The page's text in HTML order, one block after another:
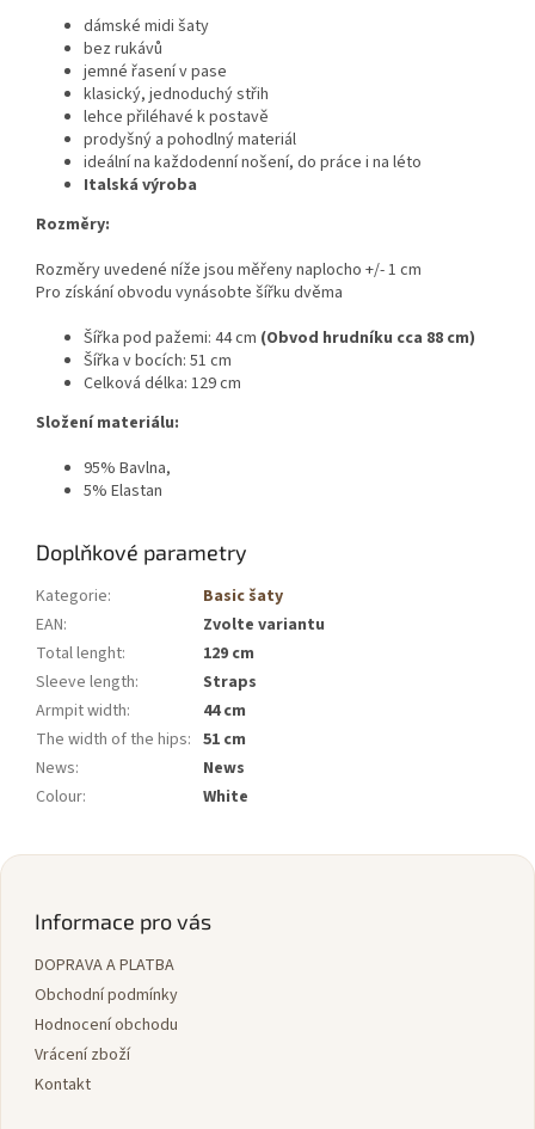
dámské midi šaty
bez rukávů
jemné řasení v pase
klasický, jednoduchý střih
lehce přiléhavé k postavě
prodyšný a pohodlný materiál
ideální na každodenní nošení, do práce i na léto
Italská výroba
Rozměry:
Rozměry uvedené níže jsou měřeny naplocho +/- 1 cm
Pro získání obvodu vynásobte šířku dvěma
Šířka pod pažemi: 44 cm (Obvod hrudníku cca 88 cm)
Šířka v bocích: 51 cm
Celková délka: 129 cm
Složení materiálu:
95% Bavlna,
5% Elastan
Doplňkové parametry
Kategorie:
Basic šaty
EAN:
Zvolte variantu
Total lenght:
129 cm
Sleeve length:
Straps
Armpit width:
44 cm
The width of the hips: 51 cm
News:
News
Colour: White
Z
Informace pro vás
DOPRAVA A PLATBA
Obchodní podmínky
Hodnocení obchodu
Vrácení zboží
Kontakt